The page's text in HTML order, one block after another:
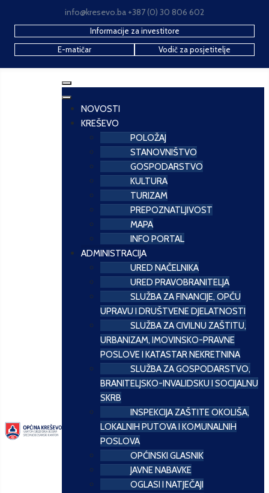
info@kresevo.ba +387 (0) 30 806 602
Informacije za investitore
E-matičar
Vodič za posjetitelje
NOVOSTI
KREŠEVO
POLOŽAJ
STANOVNIŠTVO
GOSPODARSTVO
KULTURA
TURIZAM
PREPOZNATLJIVOST
MAPA
INFO PORTAL
ADMINISTRACIJA
URED NAČELNIKA
URED PRAVOBRANITELJA
SLUŽBA ZA FINANCIJE, OPĆU
UPRAVU I DRUŠTVENE DJELATNOSTI
SLUŽBA ZA CIVILNU ZAŠTITU,
URBANIZAM, IMOVINSKO-PRAVNE
POSLOVE I KATASTAR NEKRETNINA
SLUŽBA ZA GOSPODARSTVO,
BRANITELJSKO-INVALIDSKU I SOCIJALNU
SKRB
INSPEKCIJA ZAŠTITE OKOLIŠA,
LOKALNIH PUTOVA I KOMUNALNIH
POSLOVA
OPĆINSKI GLASNIK
JAVNE NABAVKE
OGLASI I NATJEČAJI